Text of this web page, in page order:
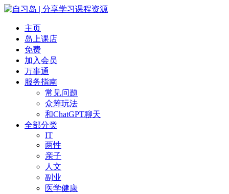
主页
岛上课店
免费
加入会员
万事通
服务指南
常见问题
众筹玩法
和ChatGPT聊天
全部分类
IT
两性
亲子
人文
副业
医学健康